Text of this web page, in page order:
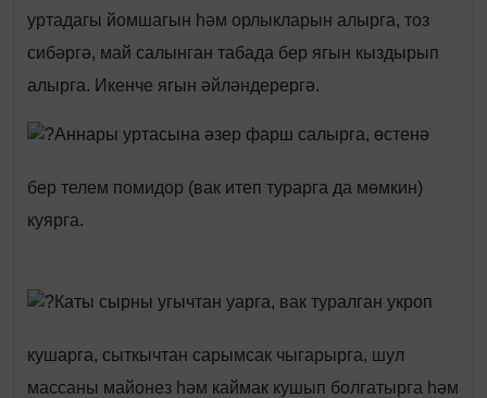
уртадагы йомшагын һәм орлыкларын алырга, тоз
сибәргә, май салынган табада бер ягын кыздырып
алырга. Икенче ягын әйләндерергә.
Аннары уртасына әзер фарш салырга, өстенә
бер телем помидор (вак итеп турарга да мөмкин)
куярга.
Каты сырны угычтан уарга, вак туралган укроп
кушарга, сыткычтан сарымсак чыгарырга, шул
массаны майонез һәм каймак кушып болгатырга һәм